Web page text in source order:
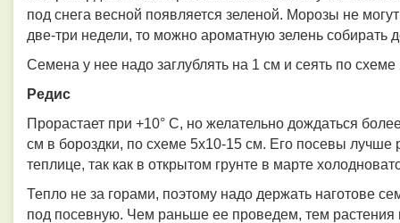
под снега весной появляется зеленой. Морозы не
две-три недели, то можно ароматную зелень собирать
Семена у нее надо заглублять на 1 см и сеять по
Редис
Прорастает при +10° С, но желательно дождаться
см в бороздки, по схеме 5х10-15 см. Его посевы лучше
теплице, так как в открытом грунте в марте
Тепло не за горами, поэтому надо держать наготове
под посевную. Чем раньше ее проведем, тем растения